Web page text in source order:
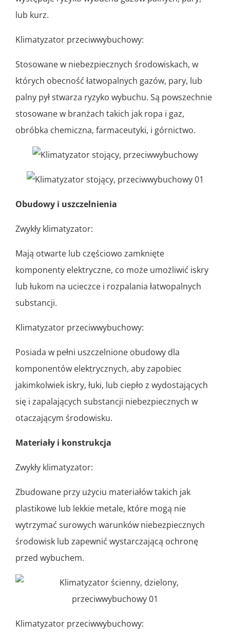
lub kurz.
Klimatyzator przeciwwybuchowy:
Stosowane w niebezpiecznych środowiskach, w
których obecność łatwopalnych gazów, pary, lub
palny pył stwarza ryzyko wybuchu. Są powszechnie
stosowane w branżach takich jak ropa i gaz,
obróbka chemiczna, farmaceutyki, i górnictwo.
Obudowy i uszczelnienia
Zwykły klimatyzator:
Mają otwarte lub częściowo zamknięte
komponenty elektryczne, co może umożliwić iskry
lub łukom na ucieczce i rozpalania łatwopalnych
substancji.
Klimatyzator przeciwwybuchowy:
Posiada w pełni uszczelnione obudowy dla
komponentów elektrycznych, aby zapobiec
jakimkolwiek iskry, łuki, lub ciepło z wydostających
się i zapalających substancji niebezpiecznych w
otaczającym środowisku.
Materiały i konstrukcja
Zwykły klimatyzator:
Zbudowane przy użyciu materiałów takich jak
plastikowe lub lekkie metale, które mogą nie
wytrzymać surowych warunków niebezpiecznych
środowisk lub zapewnić wystarczającą ochronę
przed wybuchem.
Klimatyzator przeciwwybuchowy: